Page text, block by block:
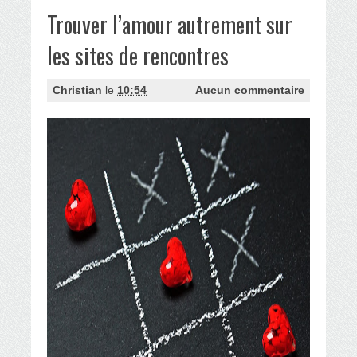
Trouver l’amour autrement sur
les sites de rencontres
Christian le 10:54 Aucun commentaire